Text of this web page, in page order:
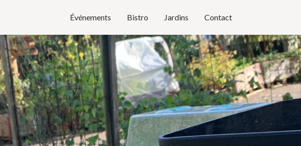
Événements Bistro Jardins Contact